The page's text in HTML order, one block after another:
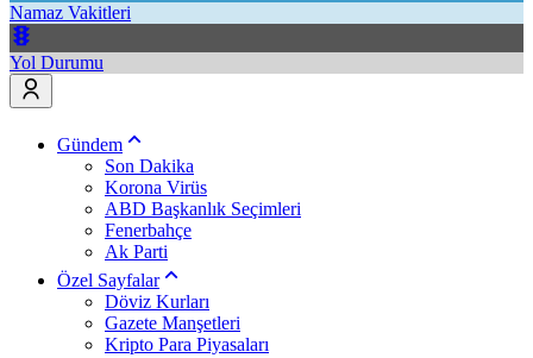
Namaz Vakitleri
Yol Durumu
Gündem
Son Dakika
Korona Virüs
ABD Başkanlık Seçimleri
Fenerbahçe
Ak Parti
Özel Sayfalar
Döviz Kurları
Gazete Manşetleri
Kripto Para Piyasaları